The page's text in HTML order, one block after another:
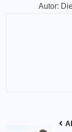
Autor: